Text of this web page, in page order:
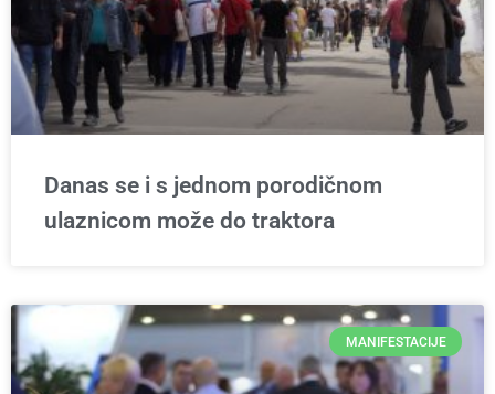
Danas se i s jednom porodičnom
ulaznicom može do traktora
MANIFESTACIJE